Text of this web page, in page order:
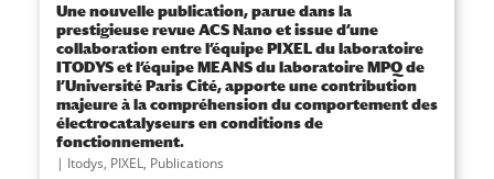
Une nouvelle publication, parue dans la
prestigieuse revue ACS Nano et issue d’une
collaboration entre l’équipe PIXEL du laboratoire
ITODYS et l’équipe MEANS du laboratoire MPQ de
l’Université Paris Cité, apporte une contribution
majeure à la compréhension du comportement des
électrocatalyseurs en conditions de
fonctionnement.
Itodys, PIXEL, Publications